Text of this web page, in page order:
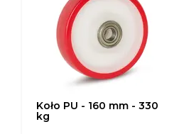
Koło PU - 160 mm - 330
kg